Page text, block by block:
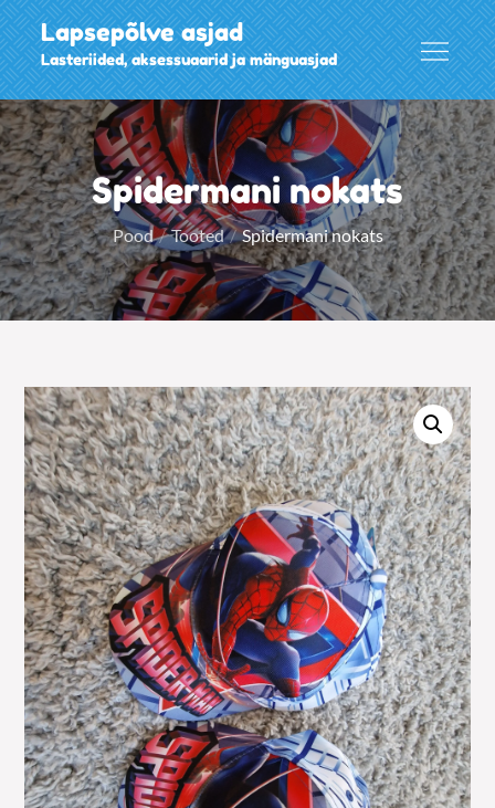
Skip
to
content
Lapsepõlve asjad
Lasteriided, aksessuaarid ja mänguasjad
Spidermani nokats
Pood Tooted Spidermani nokats